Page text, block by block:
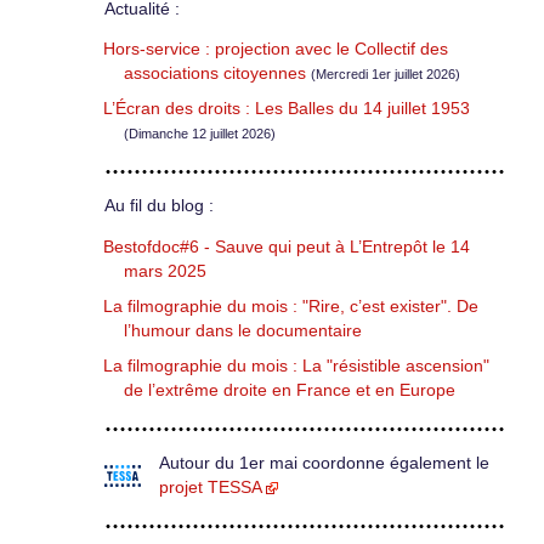
Actualité :
Hors-service : projection avec le Collectif des
associations citoyennes (Mercredi 1er juillet 2026)
L’Écran des droits : Les Balles du 14 juillet 1953
(Dimanche 12 juillet 2026)
Au fil du blog :
Bestofdoc#6 - Sauve qui peut à L’Entrepôt le 14
mars 2025
La filmographie du mois : "Rire, c’est exister". De
l’humour dans le documentaire
La filmographie du mois : La "résistible ascension"
de l’extrême droite en France et en Europe
Autour du 1er mai coordonne également le
projet TESSA